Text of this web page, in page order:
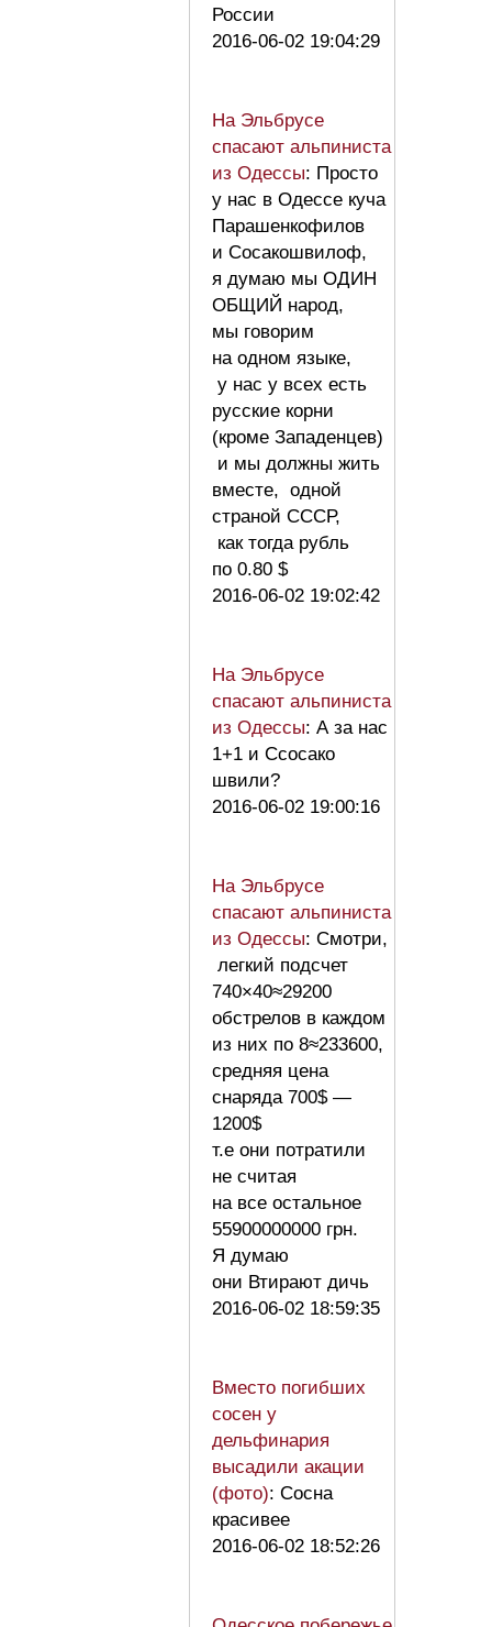
России
2016-06-02 19:04:29
На Эльбрусе
спасают альпиниста
из Одессы: Просто
у нас в Одессе куча
Парашенкофилов
и Сосакошвилоф,
я думаю мы ОДИН
ОБЩИЙ народ,
мы говорим
на одном языке,
у нас у всех есть
русские корни
(кроме Западенцев)
и мы должны жить
вместе, одной
страной СССР,
как тогда рубль
по 0.80 $
2016-06-02 19:02:42
На Эльбрусе
спасают альпиниста
из Одессы: А за нас
1+1 и Ссосако
швили?
2016-06-02 19:00:16
На Эльбрусе
спасают альпиниста
из Одессы: Смотри,
легкий подсчет
740×40≈29200
обстрелов в каждом
из них по 8≈233600,
средняя цена
снаряда 700$ —
1200$
т.е они потратили
не считая
на все остальное
55900000000 грн.
Я думаю
они Втирают дичь
2016-06-02 18:59:35
Вместо погибших
сосен у
дельфинария
высадили акации
(фото): Сосна
красивее
2016-06-02 18:52:26